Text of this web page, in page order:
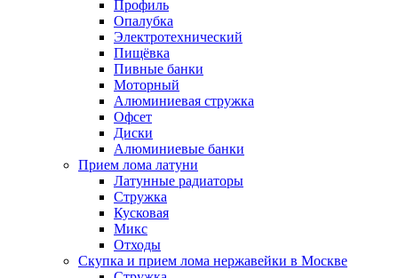
Профиль
Опалубка
Электротехнический
Пищёвка
Пивные банки
Моторный
Алюминиевая стружка
Офсет
Диски
Алюминиевые банки
Прием лома латуни
Латунные радиаторы
Стружка
Кусковая
Микс
Отходы
Скупка и прием лома нержавейки в Москве